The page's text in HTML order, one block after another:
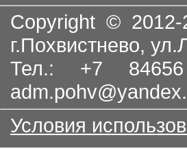
Copyright © 2012-
г.Похвистнево,
Тел.: +7
Условия